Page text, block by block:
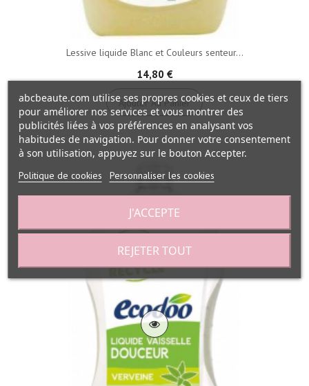
Lessive liquide Blanc et Couleurs senteur...
14,80 €
Ajouter Au Panier
abcbeaute.com utilise ses propres cookies et ceux de tiers
pour améliorer nos services et vous montrer des
publicités liées à vos préférences en analysant vos
habitudes de navigation. Pour donner votre consentement
à son utilisation, appuyez sur le bouton Accepter.
Politique de cookies Personnaliser les cookies
REJETER TOUT
J'ACCEPTE